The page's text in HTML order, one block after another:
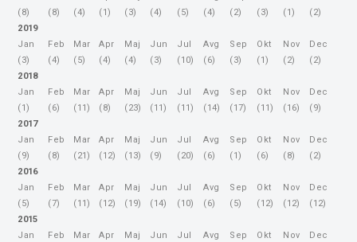
(8)
(8)
(4)
(1)
(3)
(4)
(5)
(4)
(2)
(3)
(1)
(2)
2019
Jan
(3)
Feb
(4)
Mar
(5)
Apr
(4)
Maj
(4)
Jun
(3)
Jul
(10)
Avg
(6)
Sep
(3)
Okt
(1)
Nov
(2)
Dec
(2)
2018
Jan
(1)
Feb
(6)
Mar
(11)
Apr
(8)
Maj
(23)
Jun
(11)
Jul
(11)
Avg
(14)
Sep
(17)
Okt
(11)
Nov
(16)
Dec
(9)
2017
Jan
(9)
Feb
(8)
Mar
(21)
Apr
(12)
Maj
(13)
Jun
(9)
Jul
(20)
Avg
(6)
Sep
(1)
Okt
(6)
Nov
(8)
Dec
(2)
2016
Jan
(5)
Feb
(7)
Mar
(11)
Apr
(12)
Maj
(19)
Jun
(14)
Jul
(10)
Avg
(6)
Sep
(5)
Okt
(12)
Nov
(12)
Dec
(12)
2015
Jan
Feb
Mar
Apr
Maj
Jun
Jul
Avg
Sep
Okt
Nov
Dec